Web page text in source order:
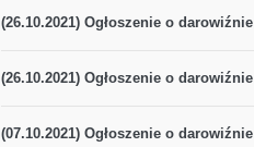
(26.10.2021) Ogłoszenie o darowiźnie
(26.10.2021) Ogłoszenie o darowiźnie
(07.10.2021) Ogłoszenie o darowiźnie